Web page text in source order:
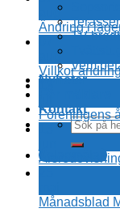
Terasser
TV
Vem
Nyheter
Kontakt
Felanmälan
aug
Ändring i
aug
Villkor
Föreningens
Månadsblad